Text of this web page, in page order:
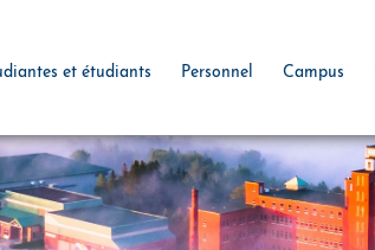
et étudiants Personnel Campus